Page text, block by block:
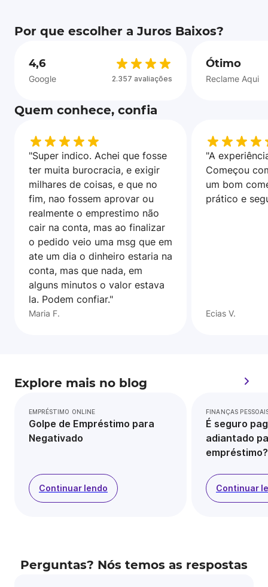
Por que escolher a Juros Baixos?
4,6
Google 2.357 avaliações
Ótimo
Reclame Aqui
Quem conhece, confia
"Super indico. Achei que fosse
ter muita burocracia, e exigir
milhares de coisas, e que no
fim, nao fossem aprovar ou
realmente o emprestimo não
cair na conta, mas ao finalizar
o pedido veio uma msg que em
ate um dia o dinheiro estaria na
conta, mas que nada, em
alguns minutos o valor estava
la. Podem confiar."
Maria F.
"A
Começou
um bom
prático e
Ecias V.
Explore mais no blog
EMPRÉSTIMO ONLINE
Golpe de Empréstimo para
Negativado
Continuar lendo
FINANÇAS
É seguro
adiantado
empréstimo?
Continuar
Perguntas? Nós temos as respostas